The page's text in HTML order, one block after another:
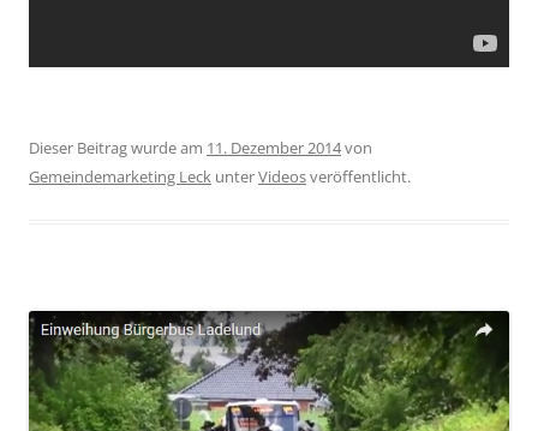
Dieser Beitrag wurde am 11. Dezember 2014von
Gemeindemarketing Leck unterVideosveröffentlicht.